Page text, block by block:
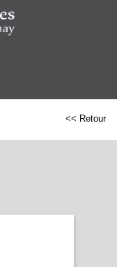
<< Retour